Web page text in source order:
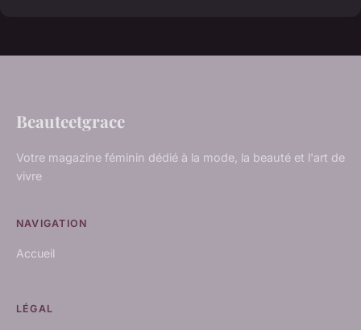
Beauteetgrace
Votre magazine féminin dédié à la mode, la beauté et l'art de
vivre
NAVIGATION
Accueil
LÉGAL